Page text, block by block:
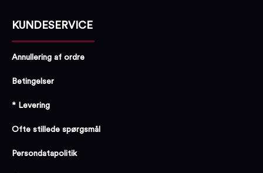
KUNDESERVICE
Annullering af ordre
Betingelser
* Levering
Ofte stillede spørgsmål
Persondatapolitik